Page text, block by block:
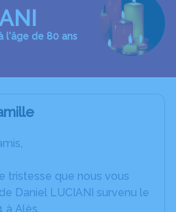
l'âge de 80 ans
tristesse que nous vous
Daniel LUCIANI survenu le
à Alès.